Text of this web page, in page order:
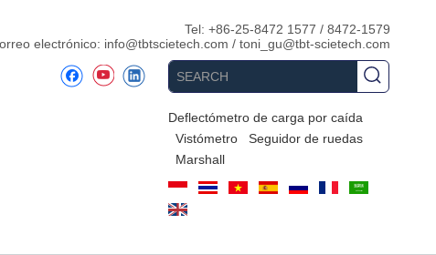
Tel: +86-25-8472 1577 / 8472-1579
electrónico: info@tbtscietech.com / toni_gu@tbt-scietech.com
Deflectómetro de carga por caída
Vistómetro
Seguidor de ruedas
Marshall